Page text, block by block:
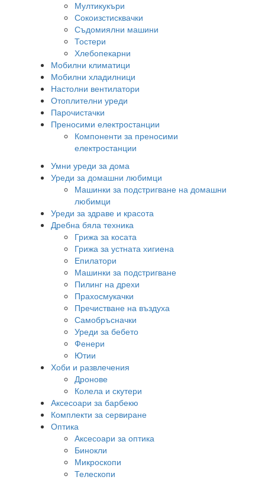
Мултикукъри
Сокоизстисквачки
Съдомиялни машини
Тостери
Хлебопекарни
Мобилни климатици
Мобилни хладилници
Настолни вентилатори
Отоплителни уреди
Парочистачки
Преносими електростанции
Компоненти за преносими
електростанции
Умни уреди за дома
Уреди за домашни любимци
Машинки за подстригване на домашни
любимци
Уреди за здраве и красота
Дребна бяла техника
Грижа за косата
Грижа за устната хигиена
Епилатори
Машинки за подстригване
Пилинг на дрехи
Прахосмукачки
Пречистване на въздуха
Самобръсначки
Уреди за бебето
Фенери
Ютии
Хоби и развлечения
Дронове
Колела и скутери
Аксесоари за барбекю
Комплекти за сервиране
Оптика
Аксесоари за оптика
Бинокли
Микроскопи
Телескопи